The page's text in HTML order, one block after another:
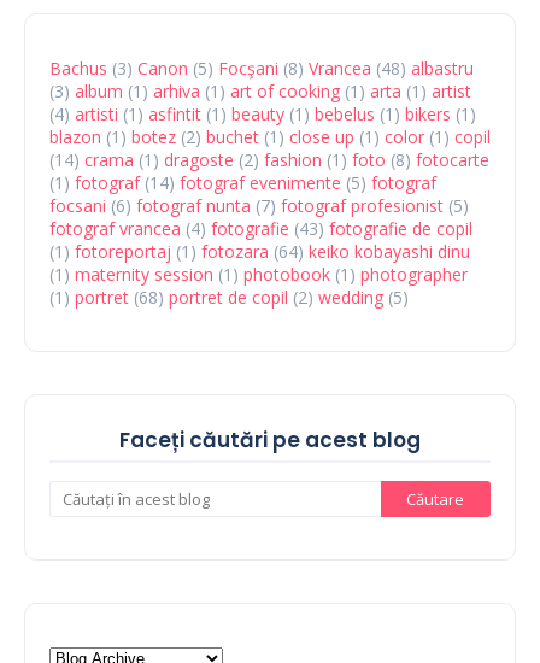
Bachus (3) Canon (5) Focşani (8) Vrancea (48) albastru
(3) album (1) arhiva (1) art of cooking (1) arta (1) artist
(4) artisti (1) asfintit (1) beauty (1) bebelus (1) bikers (1)
blazon (1) botez (2) buchet (1) close up (1) color (1) copil
(14) crama (1) dragoste (2) fashion (1) foto (8) fotocarte
(1) fotograf (14) fotograf evenimente (5) fotograf
focsani (6) fotograf nunta (7) fotograf profesionist (5)
fotograf vrancea (4) fotografie (43) fotografie de copil
(1) fotoreportaj (1) fotozara (64) keiko kobayashi dinu
(1) maternity session (1) photobook (1) photographer
(1) portret (68) portret de copil (2) wedding (5)
Faceți căutări pe acest blog